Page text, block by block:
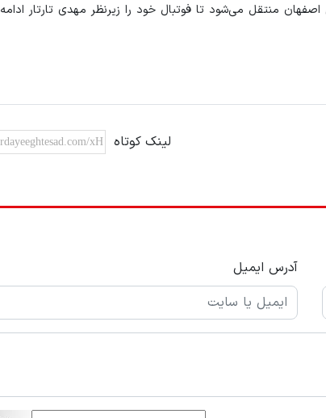
منتقل می‌شود تا فوتبال خود را زیرنظر مهدی تارتار
لینک کوتاه
آدرس ایمیل